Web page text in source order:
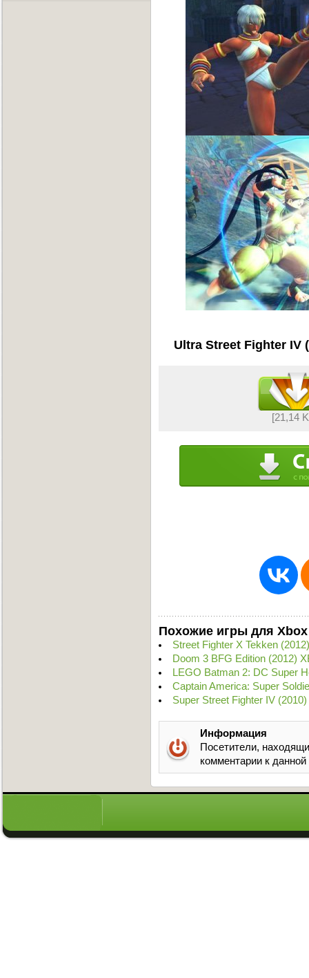
Ultra Street Fighter IV
[21,14
Похожие игры для Xbox
Street Fighter X Tekken
Doom 3 BFG Edition (2012)
LEGO Batman 2: DC Super
Captain America: Super
Super Street Fighter IV
Информация
Посетители,
комментарии к